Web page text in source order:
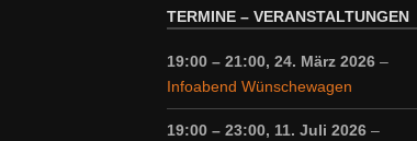
TERMINE – VERANSTALTUNGEN
19:00 – 21:00, 24. März 2026 –
Infoabend Wünschewagen
19:00 – 23:00, 11. Juli 2026 –